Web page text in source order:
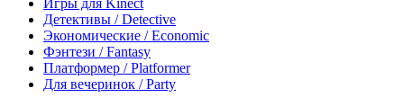
Игры для Kinect
Детективы / Detective
Экономические / Economic
Фэнтези / Fantasy
Платформер / Platformer
Для вечеринок / Party